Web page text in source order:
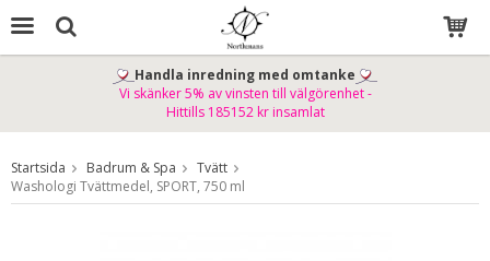
Produkten har blivit tillagd i varukorgen
Handla inredning med omtanke
Vi skänker 5% av vinsten till välgörenhet -
Hittills 185152 kr insamlat
Startsida Badrum & Spa
Tvätt
Washologi Tvättmedel, SPORT, 750 ml